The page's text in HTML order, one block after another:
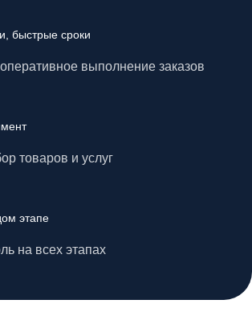
быстрые сроки
выполнение заказов
товаров и услуг
этапе
на всех этапах